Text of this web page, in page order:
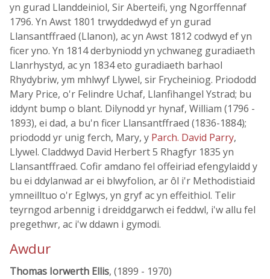
yn gurad Llanddeiniol, Sir Aberteifi, yng Ngorffennaf
1796. Yn Awst 1801 trwyddedwyd ef yn gurad
Llansantffraed (Llanon), ac yn Awst 1812 codwyd ef yn
ficer yno. Yn 1814 derbyniodd yn ychwaneg guradiaeth
Llanrhystyd, ac yn 1834 eto guradiaeth barhaol
Rhydybriw, ym mhlwyf Llywel, sir Frycheiniog. Priododd
Mary Price, o'r Felindre Uchaf, Llanfihangel Ystrad; bu
iddynt bump o blant. Dilynodd yr hynaf, William (1796 -
1893), ei dad, a bu'n ficer Llansantffraed (1836-1884);
priododd yr unig ferch, Mary, y Parch. David Parry,
Llywel. Claddwyd David Herbert 5 Rhagfyr 1835 yn
Llansantffraed. Cofir amdano fel offeiriad efengylaidd y
bu ei ddylanwad ar ei blwyfolion, ar ôl i'r Methodistiaid
ymneilltuo o'r Eglwys, yn gryf ac yn effeithiol. Telir
teyrngod arbennig i dreiddgarwch ei feddwl, i'w allu fel
pregethwr, ac i'w ddawn i gymodi.
Awdur
Thomas Iorwerth Ellis, (1899 - 1970)